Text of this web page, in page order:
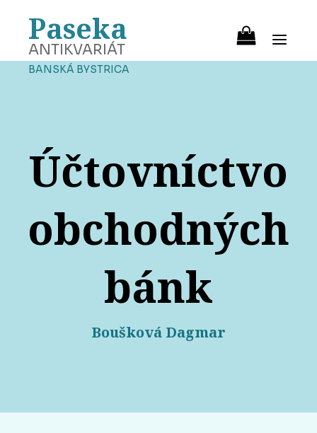
Paseka
ANTIKVARIÁT
BANSKÁ BYSTRICA
Účtovníctvo
obchodných
bánk
Boušková Dagmar